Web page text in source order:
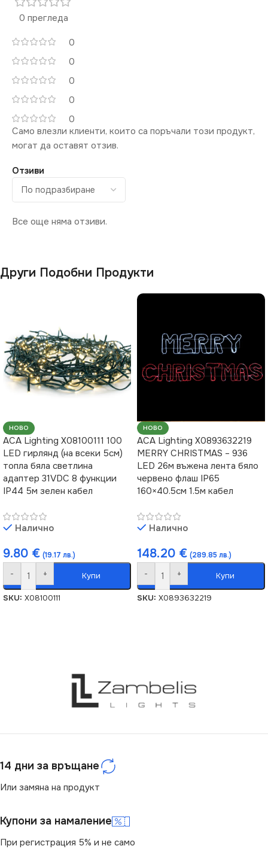
0 прегледа
0
0
0
0
0
Отзиви
Все още няма отзиви.
Само влезли клиенти, които са поръчали този продукт,
могат да оставят отзив.
Други Подобни Продукти
НОВО
ACA Lighting X08100111 100
LED гирлянд (на всеки 5см)
топла бяла светлина
адаптер 31VDC 8 функции
IP44 5м зелен кабел
Налично
9.80 € (19.17 лв.)
- + Купи
SKU: X08100111
НОВО
ACA Lighting X0893632219
MERRY CHRISTMAS – 936
LED 26м въжена лента бяло
червено флаш IP65
160×40.5см 1.5м кабел
Налично
148.20 € (289.85 лв.)
- + Купи
SKU: X0893632219
14 дни за връщане
Или замяна на продукт
Купони за намаление
При регистрация 5% и не само